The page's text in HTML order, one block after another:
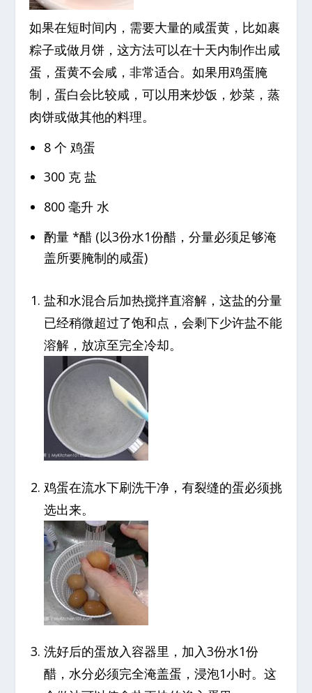
如果在短时间内，需要大量的咸蛋黄，比如裹
粽子或做月饼，这方法可以在十天内制作出咸
蛋，蛋黄不会咸，非常适合。如果用鸡蛋腌
制，蛋白会比较咸，可以用来炒饭，炒菜，蒸
肉饼或做其他的料理。
8 个 鸡蛋
300 克 盐
800 毫升 水
酌量 *醋 (以3份水1份醋，分量必须足够淹
盖所要腌制的咸蛋)
盐和水混合后加热搅拌直溶解，这盐的分量
已经稍微超过了饱和点，会剩下少许盐不能
溶解，放凉至完全冷却。
鸡蛋在流水下刷洗干净，有裂缝的蛋必须挑
选出来。
洗好后的蛋放入容器里，加入3份水1份
醋，水分必须完全淹盖蛋，浸泡1小时。这